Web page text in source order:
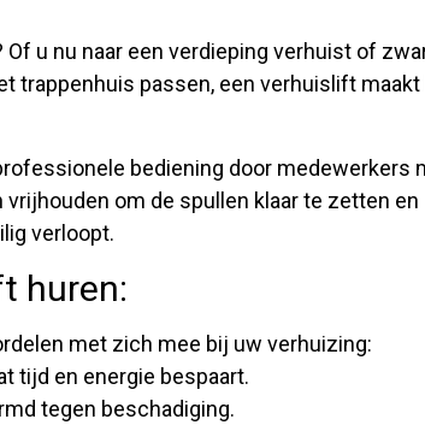
u nu naar een verdieping verhuist of
trappenhuis passen, een verhuislift maakt
bediening door medewerkers
om de spullen klaar te zetten en
verloopt.
huren:
met zich mee bij uw verhuizing:
tijd en energie bespaart.
tegen beschadiging.